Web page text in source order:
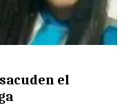
el